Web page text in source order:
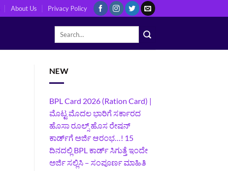
About Us Privacy Policy
NEW
BPL Card 2026 (Ration Card) |
ಮೊಟ್ಟ ಮೊದಲ ಭಾರಿಗೆ ಸರ್ಕಾರದ
ಹೊಸಾ ರೂಲ್ಸ್ ಹೊಸ ರೇಷನ್
ಕಾರ್ಡ್‌ಗೆ ಅರ್ಜಿ ಆರಂಭ…! 15
ದಿನದಲ್ಲಿ BPL ಕಾರ್ಡ್ ಸಿಗುತ್ತೆ ಇಂದೇ
ಅರ್ಜಿ ಸಲ್ಲಿಸಿ – ಸಂಪೂರ್ಣ ಮಾಹಿತಿ